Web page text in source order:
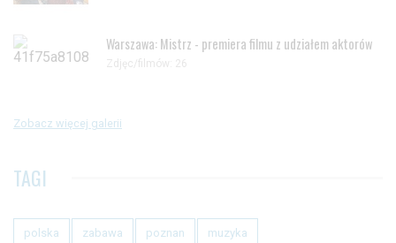
Warszawa: Mistrz - premiera filmu z udziałem aktorów
Zdjęc/filmów: 26
Zobacz więcej galerii
TAGI
polska zabawa poznan muzyka